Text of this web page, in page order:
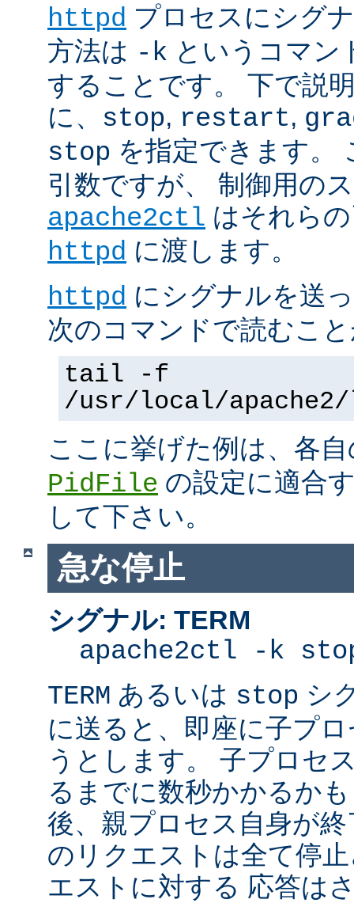
httpd プロセスにシグ
方法は -k というコマン
することです。 下で説
に、 stop, restart,
stop を指定できます。
引数ですが、 制御用の
apache2ctl はそれら
httpd に渡します。
httpd にシグナルを送
次のコマンドで読むこ
tail -f
/usr/local/
ここに挙げた例は、各
PidFile の設定に適合
して下さい。
急な停止
シグナル: TERM
apache2ctl -k
TERM あるいは stop シ
に送ると、即座に子プ
うとします。 子プロセ
るまでに数秒かかるか
後、親プロセス自身が
のリクエストは全て停
エストに対する 応答は